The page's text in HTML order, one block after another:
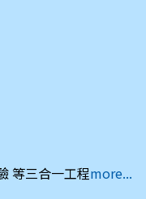
等三合一工程more...